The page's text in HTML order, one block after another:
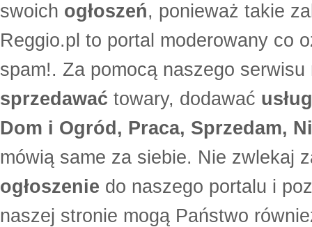
swoich ogłoszeń, ponieważ takie
Reggio.pl to portal moderowany co
spam!. Za pomocą naszego
sprzedawać towary, dodawać
Dom i Ogród, Praca, Sprzedam,
mówią same za siebie. Nie zwlekaj
ogłoszenie do naszego portalu i
naszej stronie mogą Państwo